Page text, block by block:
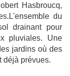
Hasbroucq,
du
drainant pour
pluviales. Une
jardins où des
déjà prévues.